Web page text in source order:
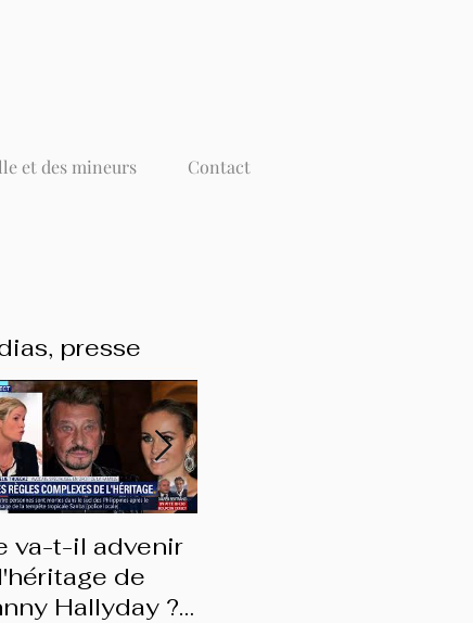
et des mineurs Contact
presse
va-t-il advenir
de
Hallyday ?